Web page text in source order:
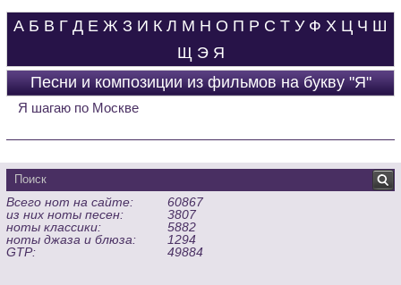
А Б В Г Д Е Ж З И К Л М Н О П Р С Т У Ф Х Ц Ч Ш
Щ Э Я
Песни и композиции из фильмов на букву "Я"
Я шагаю по Москве
Всего нот на сайте:
60867
из них ноты песен:
3807
ноты классики:
5882
ноты джаза и блюза:
1294
GTP:
49884